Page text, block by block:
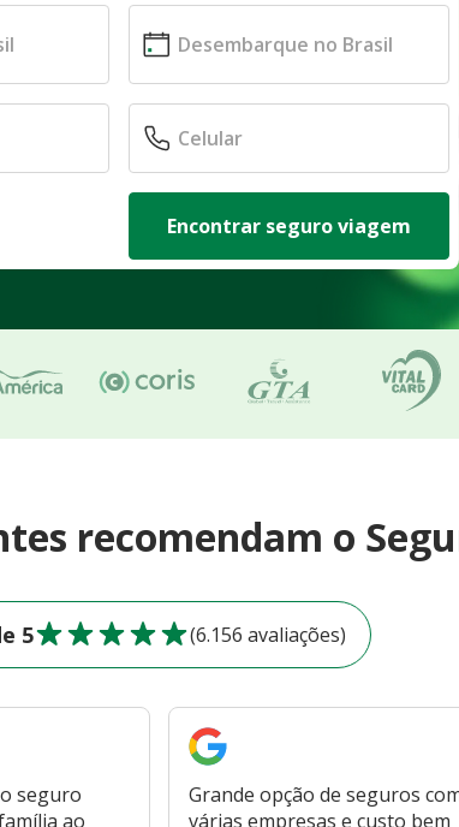
Encontrar seguro viagem
recomendam o
5 (6.156 avaliações)
seguro
ao
Grande opção de seguros
várias empresas e custo bem